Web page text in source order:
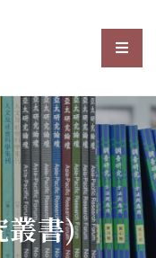
社會科選
叢書)